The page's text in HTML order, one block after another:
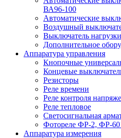
ВА96-100
Автоматические
Воздушный
Выключатель
Дополнительное
Аппаратура управления
Кнопочные
Концевые
Резисторы
Реле времени
Реле контроля
Реле тепловое
Светосигнальная
Фотореле ФР-2, ФР-
Аппаратура измерения